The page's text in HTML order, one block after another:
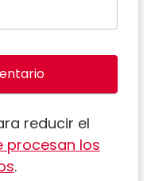
reducir el
procesan los
.